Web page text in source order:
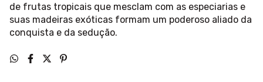
de frutas tropicais que mesclam com as especiarias e
suas madeiras exóticas formam um poderoso aliado da
conquista e da sedução.